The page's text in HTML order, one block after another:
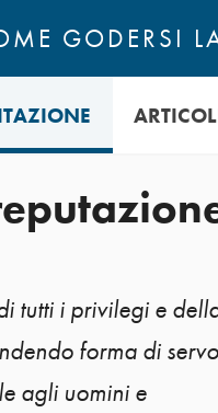
GODERSI
tutti i privilegi e
forma di servo
agli uomini e